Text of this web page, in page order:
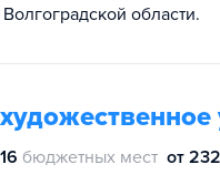
области.
16 бюджетных мест от 232